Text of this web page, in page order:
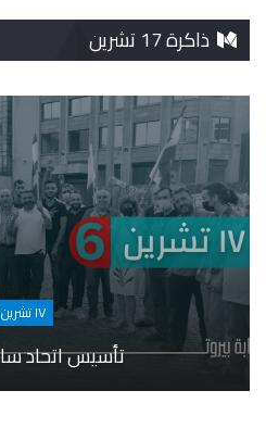
ذاكرة 17 تشرين
١٧ تشرين
تأسيس اتحاد